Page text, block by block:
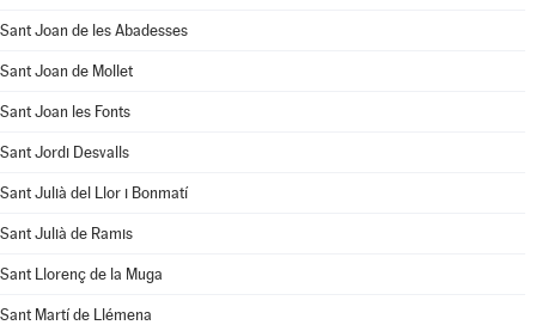
Sant Joan de les Abadesses
Sant Joan de Mollet
Sant Joan les Fonts
Sant Jordi Desvalls
Sant Julià del Llor i Bonmatí
Sant Julià de Ramis
Sant Llorenç de la Muga
Sant Martí de Llémena